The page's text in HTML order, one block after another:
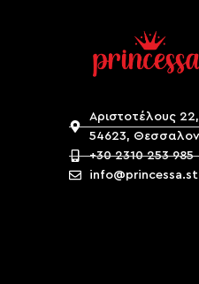
Αριστοτέλους 22,
54623,
+30 2310 253 985